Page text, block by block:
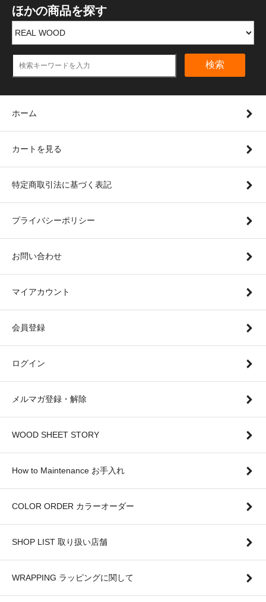
ほかの商品を探す
検索
ホーム
カートを見る
特定商取引法に基づく表記
プライバシーポリシー
お問い合わせ
マイアカウント
会員登録
ログイン
メルマガ登録・解除
WOOD SHEET STORY
How to Maintenance お手入れ
COLOR ORDER カラーオーダー
SHOP LIST 取り扱い店舗
WRAPPING ラッピングに関して